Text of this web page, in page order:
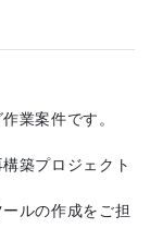
業案件です。
築プロジェクト
ルの作成をご担